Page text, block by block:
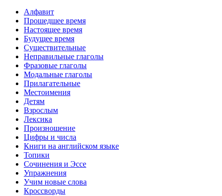
Алфавит
Прошедшее время
Настоящее время
Будущее время
Существительные
Неправильные глаголы
Фразовые глаголы
Модальные глаголы
Прилагательные
Местоимения
Детям
Взрослым
Лексика
Произношение
Цифры и числа
Книги на английском языке
Топики
Сочинения и Эссе
Упражнения
Учим новые слова
Кроссворды